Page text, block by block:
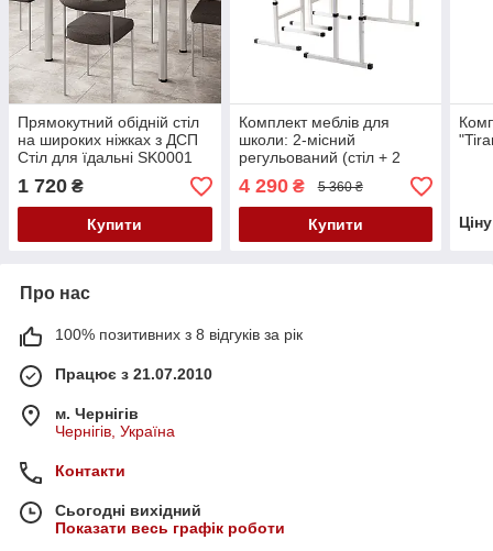
Прямокутний обідній стіл
на широких ніжках з ДСП
Стіл для їдальні SK0001
Стіл для кухні
1 720 ₴
Купити
Комплект меблів для
школи: 2-місний
регульований (стіл + 2
стільці), ростові групи №4-
6 металевий каркас, ДСП
на вибір
4 290₴ 5 360 ₴
Купити
Про нас
100% позитивних з 8 відгуків за рік
Працює з 21.07.2010
м. Чернігів
Чернігів, Україна
Контакти
Сьогодні вихідний
Показати весь графік роботи